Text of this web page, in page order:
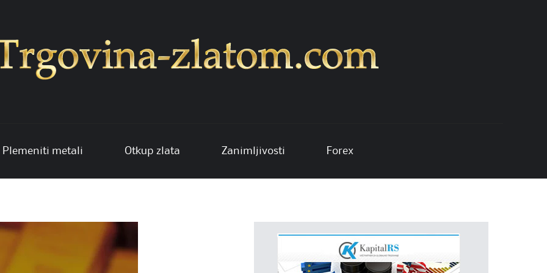
Plemeniti metali Otkup zlata Zanimljivosti Forex